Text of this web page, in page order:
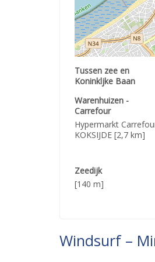
Tussen zee en
Koninkljke Baan
Warenhuizen -
Carrefour
Hypermarkt
KOKSIJDE [2,7 km]
Zeedijk
[140 m]
Windsurf –